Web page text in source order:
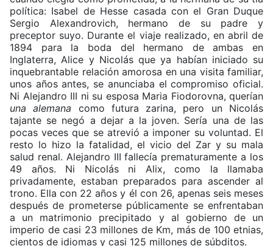
política: Isabel de Hesse casada con el Gran Duque
Sergio Alexandrovich, hermano de su padre y
preceptor suyo. Durante el viaje realizado, en abril de
1894 para la boda del hermano de ambas en
Inglaterra, Alice y Nicolás que ya habían iniciado su
inquebrantable relación amorosa en una visita familiar,
unos años antes, se anunciaba el compromiso oficial.
Ni Alejandro III ni su esposa Maria Fiodorovna, querían
una alemana como futura zarina, pero un Nicolás
tajante se negó a dejar a la joven. Sería una de las
pocas veces que se atrevió a imponer su voluntad. El
resto lo hizo la fatalidad, el vicio del Zar y su mala
salud renal. Alejandro III fallecía prematuramente a los
49 años. Ni Nicolás ni Alix, como la llamaba
privadamente, estaban preparados para ascender al
trono. Ella con 22 años y él con 26, apenas seis meses
después de prometerse públicamente se enfrentaban
a un matrimonio precipitado y al gobierno de un
imperio de casi 23 millones de Km, más de 100 etnias,
cientos de idiomas y casi 125 millones de súbditos.